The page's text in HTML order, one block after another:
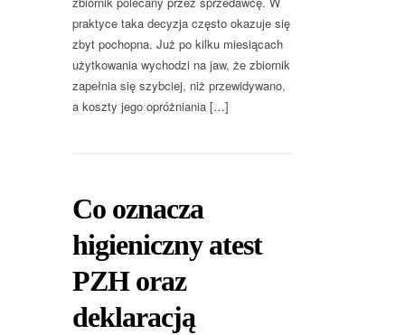
praktyce taka decyzja często okazuje się
zbyt pochopna. Już po kilku miesiącach
użytkowania wychodzi na jaw, że zbiornik
zapełnia się szybciej, niż przewidywano,
a koszty jego opróżniania […]
Co oznacza
higieniczny atest
PZH oraz
deklaracją